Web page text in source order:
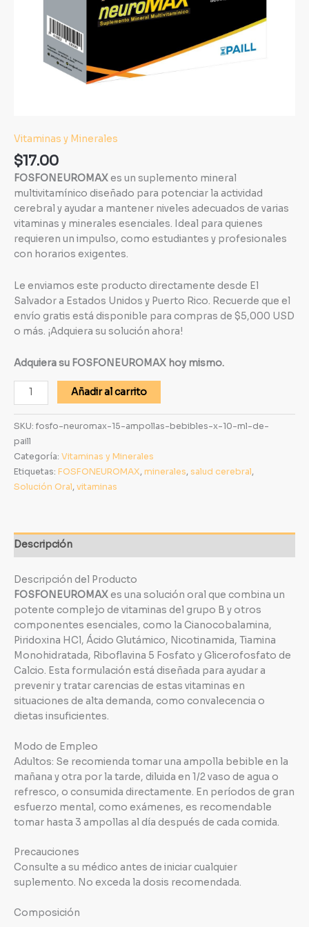
Vitaminas y Minerales
$17.00
FOSFONEUROMAX es un suplemento mineral
multivitamínico diseñado para potenciar la actividad
cerebral y ayudar a mantener niveles adecuados de varias
vitaminas y minerales esenciales. Ideal para quienes
requieren un impulso, como estudiantes y profesionales
con horarios exigentes.
Le enviamos este producto directamente desde El
Salvador a Estados Unidos y Puerto Rico. Recuerde que el
envío gratis está disponible para compras de $5,000 USD
o más. ¡Adquiera su solución ahora!
Adquiera su FOSFONEUROMAX hoy mismo.
Añadir al carrito
SKU: fosfo-neuromax-15-ampollas-bebibles-x-10-ml-de-
paill
Categoría: Vitaminas y Minerales
Etiquetas: FOSFONEUROMAX, minerales, salud cerebral,
Solución Oral, vitaminas
Descripción
Descripción del Producto
FOSFONEUROMAX es una solución oral que combina un
potente complejo de vitaminas del grupo B y otros
componentes esenciales, como la Cianocobalamina,
Piridoxina HCl, Ácido Glutámico, Nicotinamida, Tiamina
Monohidratada, Riboflavina 5 Fosfato y Glicerofosfato de
Calcio. Esta formulación está diseñada para ayudar a
prevenir y tratar carencias de estas vitaminas en
situaciones de alta demanda, como convalecencia o
dietas insuficientes.
Modo de Empleo
Adultos: Se recomienda tomar una ampolla bebible en la
mañana y otra por la tarde, diluida en 1/2 vaso de agua o
refresco, o consumida directamente. En períodos de gran
esfuerzo mental, como exámenes, es recomendable
tomar hasta 3 ampollas al día después de cada comida.
Precauciones
Consulte a su médico antes de iniciar cualquier
suplemento. No exceda la dosis recomendada.
Composición